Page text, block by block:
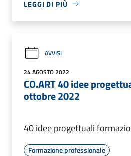
LEGGI DI PIÙ
AVVISI
24 AGOSTO 2022
CO.ART 40 idee
ottobre 2022
40 idee progettuali
Formazione professionale